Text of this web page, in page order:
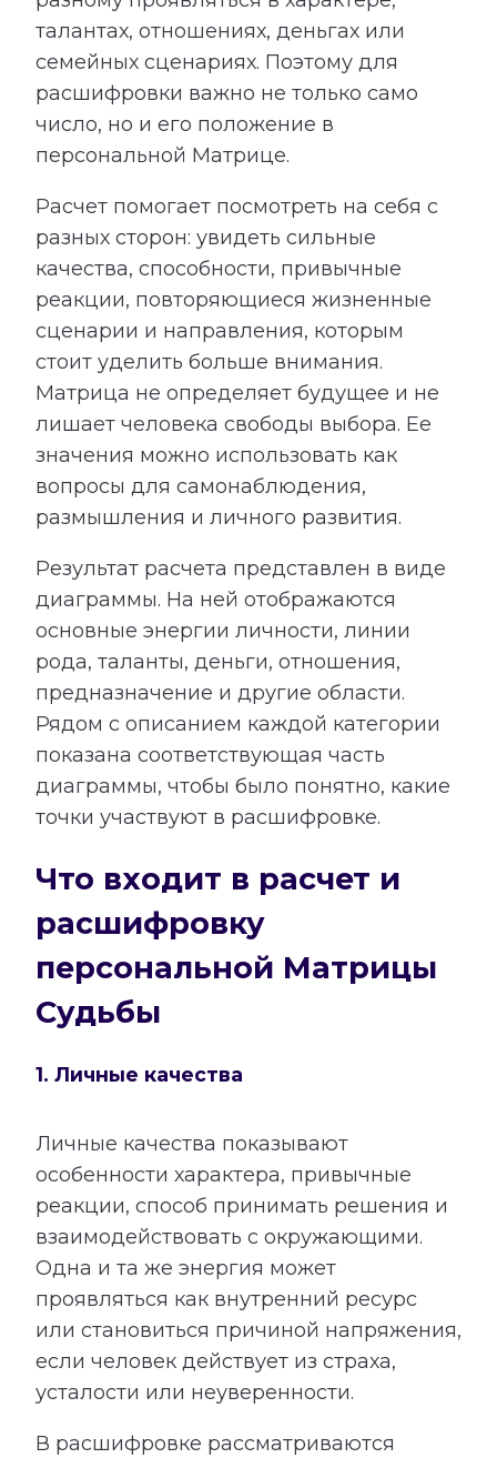
талантах, отношениях, деньгах или
семейных сценариях. Поэтому для
расшифровки важно не только само
число, но и его положение в
персональной Матрице.
Расчет помогает посмотреть на себя с
разных сторон: увидеть сильные
качества, способности, привычные
реакции, повторяющиеся жизненные
сценарии и направления, которым
стоит уделить больше внимания.
Матрица не определяет будущее и не
лишает человека свободы выбора. Ее
значения можно использовать как
вопросы для самонаблюдения,
размышления и личного развития.
Результат расчета представлен в виде
диаграммы. На ней отображаются
основные энергии личности, линии
рода, таланты, деньги, отношения,
предназначение и другие области.
Рядом с описанием каждой категории
показана соответствующая часть
диаграммы, чтобы было понятно, какие
точки участвуют в расшифровке.
Что входит в расчет и
расшифровку
персональной Матрицы
Судьбы
1. Личные качества
Личные качества показывают
особенности характера, привычные
реакции, способ принимать решения и
взаимодействовать с окружающими.
Одна и та же энергия может
проявляться как внутренний ресурс
или становиться причиной напряжения,
если человек действует из страха,
усталости или неуверенности.
В расшифровке рассматриваются